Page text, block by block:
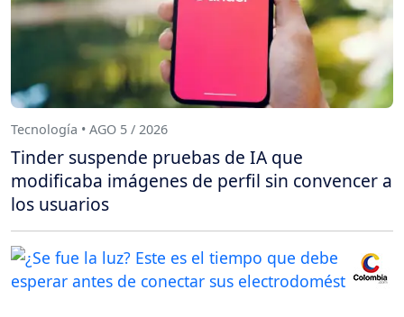
Tecnología • AGO 5 / 2026
Tinder suspende pruebas de IA que
modificaba imágenes de perfil sin convencer a
los usuarios